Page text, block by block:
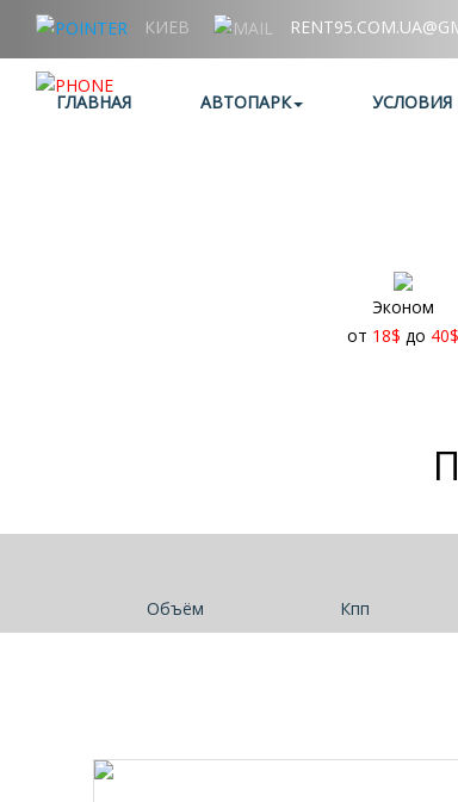
КИЕВ
ГЛАВНАЯ
АВТОПАРК УСЛОВИЯ
Эконом
от 18$ до 40$
Объём Кпп